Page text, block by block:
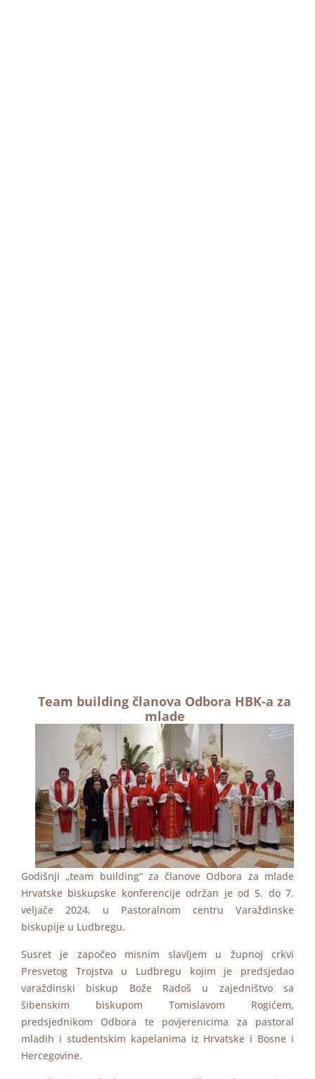
Team building članova Odbora HBK-a za
mlade
Godišnji „team building“ za članove Odbora za mlade
Hrvatske biskupske konferencije održan je od 5. do 7.
veljače 2024. u Pastoralnom centru Varaždinske
biskupije u Ludbregu.
Susret je započeo misnim slavljem u župnoj crkvi
Presvetog Trojstva u Ludbregu kojim je predsjedao
varaždinski biskup Bože Radoš u zajedništvo sa
šibenskim biskupom Tomislavom Rogićem,
predsjednikom Odbora te povjerenicima za pastoral
mladih i studentskim kapelanima iz Hrvatske i Bosne i
Hercegovine.